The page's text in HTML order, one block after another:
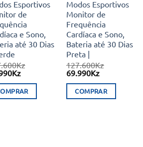
Esportivos
de
e Sono,
até 30 Dias
Kz
KzO
atual
é:
Modos Esportivos
Monitor de
Frequência
Cardíaca e Sono,
Bateria até 30 Dias
Preta |
127.600Kz
O
original
era:
69.990KzO
atual
é:
COMPRAR